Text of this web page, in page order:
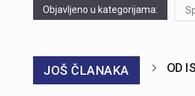
Objavljeno u kategorijama:
JOŠ ČLANAKA OD